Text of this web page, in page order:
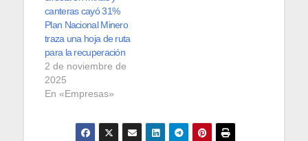
canteras cayó 31%
Plan Nacional Minero
traza una hoja de ruta
para la recuperación
2 de noviembre de
2025
En «Empresas»